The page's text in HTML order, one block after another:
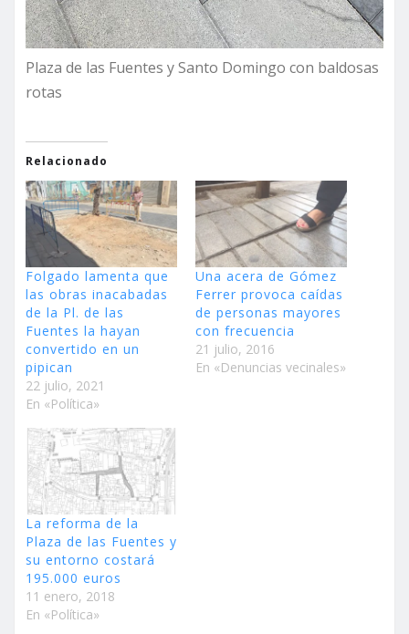
Plaza de las Fuentes y Santo Domingo con baldosas
rotas
Relacionado
Folgado lamenta que
las obras inacabadas
de la Pl. de las
Fuentes la hayan
convertido en un
pipican
22 julio, 2021
En «Política»
Una acera de Gómez
Ferrer provoca caídas
de personas mayores
con frecuencia
21 julio, 2016
En «Denuncias vecinales»
La reforma de la
Plaza de las Fuentes y
su entorno costará
195.000 euros
11 enero, 2018
En «Política»